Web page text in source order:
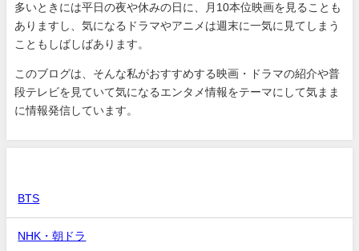
多いときには平日の夜や休みの日に、月10本位映画を見ることも
ありますし、気になるドラマやアニメは週末に一気に見てしまう
こともしばしばあります。
このブログは、そんな私がおすすめする映画・ドラマの紹介や普
段テレビを見ていて気になるエンタメ情報をテーマにして気まま
に情報発信しています。
BTS
NHK・朝ドラ